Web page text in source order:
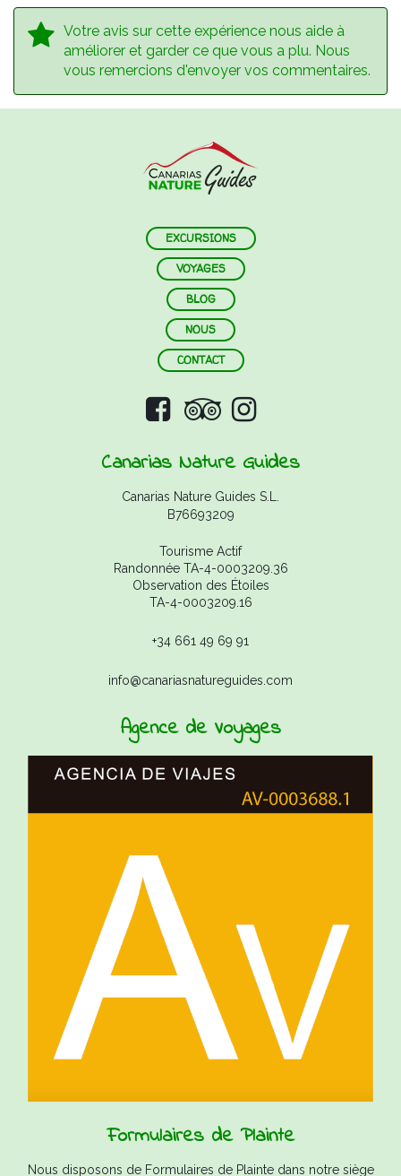
Votre avis sur cette expérience nous aide à
améliorer et garder ce que vous a plu. Nous
vous remercions d'envoyer vos commentaires.
EXCURSIONS
VOYAGES
BLOG
NOUS
CONTACT
Canarias Nature Guides
Canarias Nature Guides S.L.
B76693209
Tourisme Actif
Randonnée TA-4-0003209.36
Observation des Étoiles
TA-4-0003209.16
+34 661 49 69 91
info@canariasnatureguides.com
Agence de Voyages
Formulaires de Plainte
Nous disposons de Formulaires de Plainte dans notre siège